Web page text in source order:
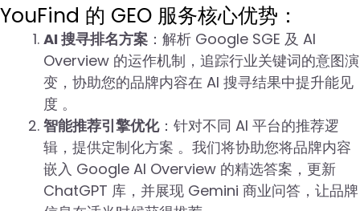
YouFind 的 GEO 服务核心优势：
AI 搜寻排名方案 ：解析 Google SGE 及 AI
Overview 的运作机制，追踪行业关键词的意图演
变，协助您的品牌内容在 AI 搜寻结果中提升能见
度 。
智能推荐引擎优化：针对不同 AI 平台的推荐逻
辑，提供定制化方案 。我们将协助您将品牌内容
嵌入 Google AI Overview 的精选答案，更新
ChatGPT 库，并展现 Gemini 商业问答，让品牌